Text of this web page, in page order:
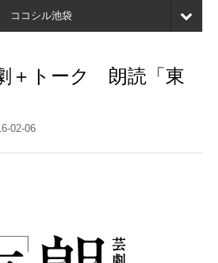
ココシル池袋
＋トーク 朗読「東
02-06